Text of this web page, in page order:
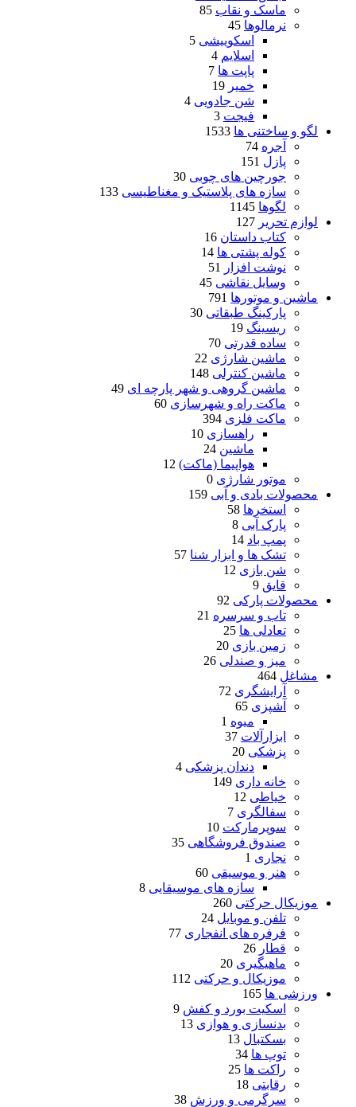
ماسک و نقاب 85
نرمالوها 45
اسکوییشی 5
اسلایم 4
پاپت ها 7
خمیر 19
شن جادویی 4
فیجت 3
لگو و ساختنی ها 1533
آجره 74
پازل 151
جورچین های چوبی 30
سازه های پلاستیک و مغناطیسی 133
لگوها 1145
لوازم تحریر 127
کتاب داستان 16
کوله پشتی ها 14
نوشت افزار
51
وسایل نقاشی 45
ماشین و موتورها 791
پارکینگ طبقاتی 30
ریسینگ 19
ساده قدرتی 70
ماشین شارژی 22
ماشین کنترلی 148
ماشین گروهی و شهر پارچه ای 49
ماکت راه و شهرسازی 60
ماکت فلزی 394
راهسازی 10
ماشین 24
هواپیما (ماکت) 12
موتور شارژی 0
محصولات بادی و آبی 159
استخرها 58
پارک آبی 8
پمپ باد 14
تشک ها و ابزار شنا 57
شن بازی 12
قایق 9
محصولات پارکی 92
تاب و سرسره 21
تعادلی ها 25
زمین بازی 20
میز و صندلی 26
مشاغل 464
آرایشگری 72
آشپزی 65
میوه 1
ابزارآلات 37
پزشکی 20
دندان پزشکی 4
خانه داری 149
خیاطی 12
سفالگری 7
سوپرمارکت 10
صندوق فروشگاهی 35
نجاری 1
هنر و موسیقی 60
سازه های موسیقایی 8
موزیکال حرکتی 260
تلفن و موبایل 24
فرفره های انفجاری 77
قطار 26
ماهیگیری 20
موزیکال و حرکتی 112
ورزشی ها 165
اسکیت بورد و کفش 9
بدنسازی و هوازی 13
بسکتبال 13
توپ ها 34
راکت ها 25
رقابتی 18
سرگرمی و ورزش 38